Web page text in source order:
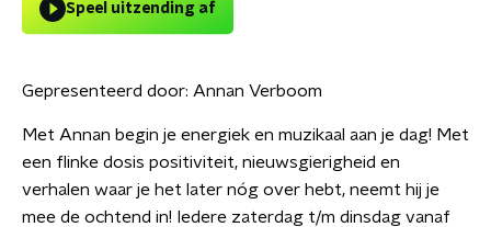
Speel uitzending af
Gepresenteerd door: Annan Verboom
Met Annan begin je energiek en muzikaal aan je dag! Met
een flinke dosis positiviteit, nieuwsgierigheid en
verhalen waar je het later nóg over hebt, neemt hij je
mee de ochtend in! Iedere zaterdag t/m dinsdag vanaf